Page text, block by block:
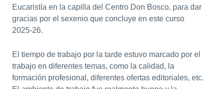
Eucaristía en la capilla del Centro Don Bosco, para dar
gracias por el sexenio que concluye en este curso
2025-26.
El tiempo de trabajo por la tarde estuvo marcado por el
trabajo en diferentes temas, como la calidad, la
formación profesional, diferentes ofertas editoriales, etc.